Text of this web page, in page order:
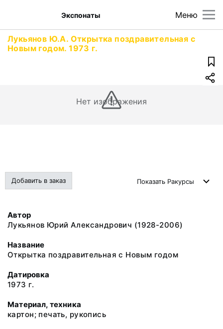
Меню
Экспонаты
Лукьянов Ю.А. Открытка поздравительная с
Новым годом. 1973 г.
Нет изображения
Добавить в заказ Показать Ракурсы
Автор
Лукьянов Юрий Александрович (1928-2006)
Название
Открытка поздравительная с Новым годом
Датировка
1973 г.
Материал, техника
картон; печать, рукопись